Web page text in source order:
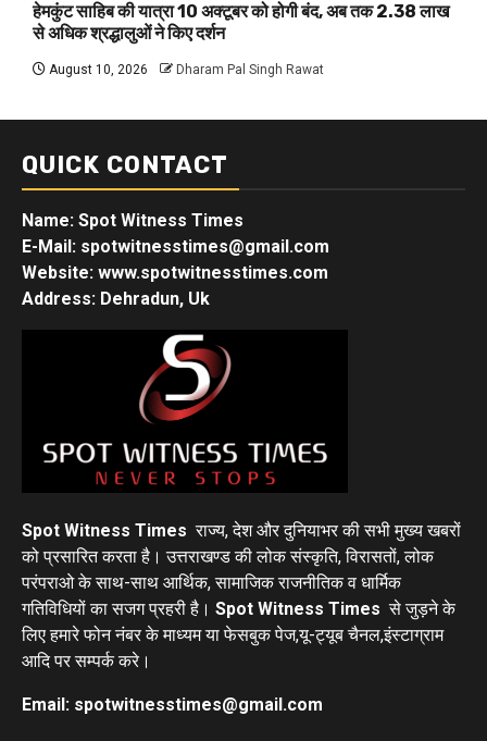
हेमकुंट साहिब की यात्रा 10 अक्टूबर को होगी बंद, अब तक 2.38 लाख
से अधिक श्रद्धालुओं ने किए दर्शन
August 10, 2026 Dharam Pal Singh Rawat
QUICK CONTACT
Name: Spot Witness Times
E-Mail: spotwitnesstimes@gmail.com
Website: www.spotwitnesstimes.com
Address: Dehradun, Uk
Spot Witness Times राज्य, देश और दुनियाभर की सभी मुख्य खबरों
को प्रसारित करता है। उत्तराखण्ड की लोक संस्कृति, विरासतों, लोक
परंपराओ के साथ-साथ आर्थिक, सामाजिक राजनीतिक व धार्मिक
गतिविधियों का सजग प्रहरी है। Spot Witness Times से जुड़ने के
लिए हमारे फोन नंबर के माध्यम या फेसबुक पेज,यू-ट्यूब चैनल,इंस्टाग्राम
आदि पर सम्पर्क करे।
Email: spotwitnesstimes@gmail.com